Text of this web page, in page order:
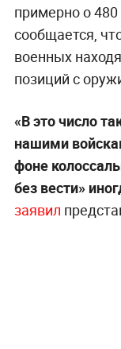
примерно о
сообщается,
военных
позиций с
«В это число
нашими
фоне
без вести»
заявил